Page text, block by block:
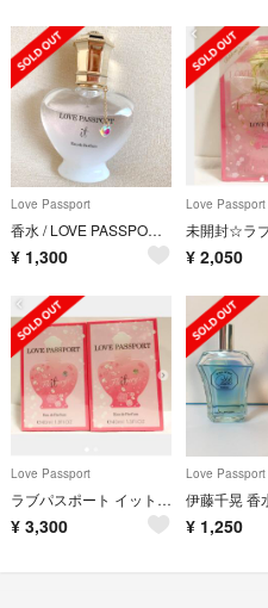
Love Passport
香水 / LOVE PASSPORT it グレース様へ
¥ 1,300
Love Passport
¥ 2,050
Love Passport
ラブパスポート イット フラワリー 40ml ×2本セット
¥ 3,300
Love Passport
¥ 1,250